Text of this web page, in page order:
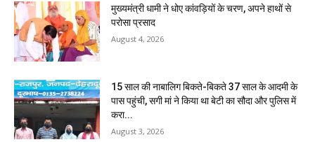
मुख्यमंत्री धामी ने धोए कांवड़ियों के चरण, अपने हाथों से
परोसा प्रसाद
August 4, 2026
15 साल की नाबालिग बिकते-बिकते 37 साल के आदमी के
पास पहुंची, सगी मां ने किया था बेटी का सौदा और पुलिस में
करा...
August 3, 2026